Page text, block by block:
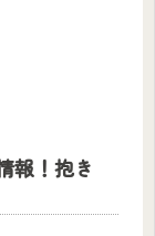
報！抱き